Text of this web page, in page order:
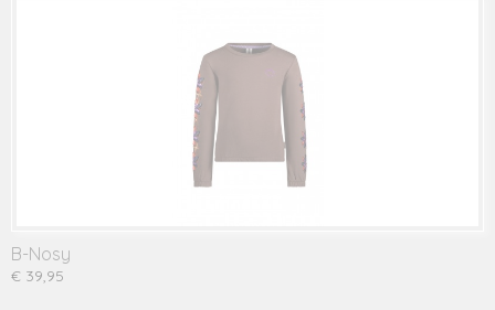
B-Nosy
€ 39,95